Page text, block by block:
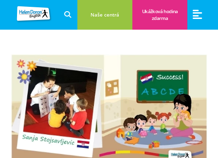
Naše centrá
Ukážková hodina
zdarma